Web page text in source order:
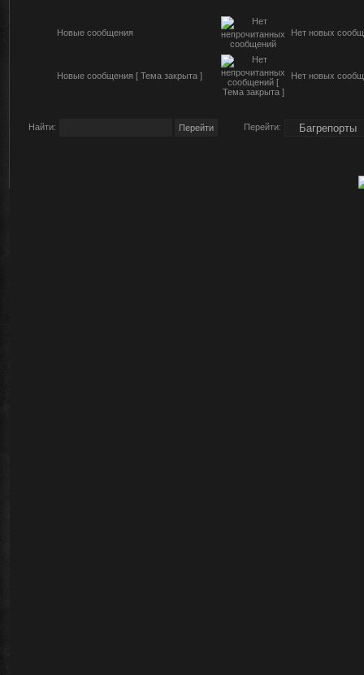
Новые сообщения Нет новых
Новые сообщения [ Тема закрыта ] Нет новых
Найти: Перейти: